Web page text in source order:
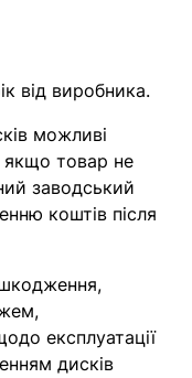
від виробника.
можливі
якщо товар не
заводський
коштів після
експлуатації
дисків